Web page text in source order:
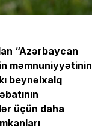
“Azərbaycan
məmnuniyyətinin
beynəlxalq
üçün daha